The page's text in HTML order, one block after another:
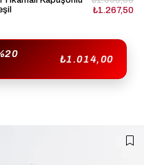
₺1.267,50
₺1.014,00